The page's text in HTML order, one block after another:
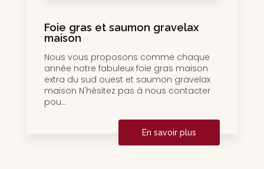
Foie gras et saumon gravelax
maison
Nous vous proposons comme chaque
année notre fabuleux foie gras maison
extra du sud ouest et saumon gravelax
maison N'hésitez pas à nous contacter
pou...
En savoir plus